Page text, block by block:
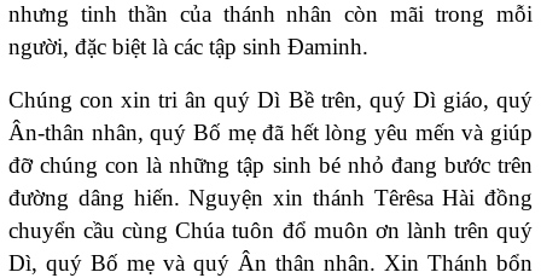
nhưng tinh thần của thánh nhân còn mãi trong mỗi
người, đặc biệt là các tập sinh Đaminh.
Chúng con xin tri ân quý Dì Bề trên, quý Dì giáo, quý
Ân-thân nhân, quý Bố mẹ đã hết lòng yêu mến và giúp
đỡ chúng con là những tập sinh bé nhỏ đang bước trên
đường dâng hiến. Nguyện xin thánh Têrêsa Hài đồng
chuyển cầu cùng Chúa tuôn đổ muôn ơn lành trên quý
Dì, quý Bố mẹ và quý Ân thân nhân. Xin Thánh bổn